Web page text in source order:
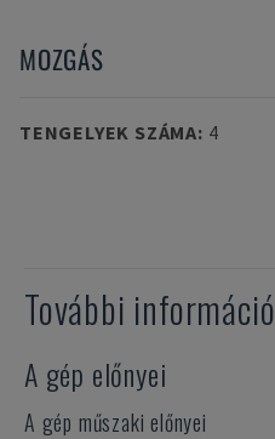
MOZGÁS
TENGELYEK SZÁMA: 4
További információ
A gép előnyei
A gép műszaki előnyei